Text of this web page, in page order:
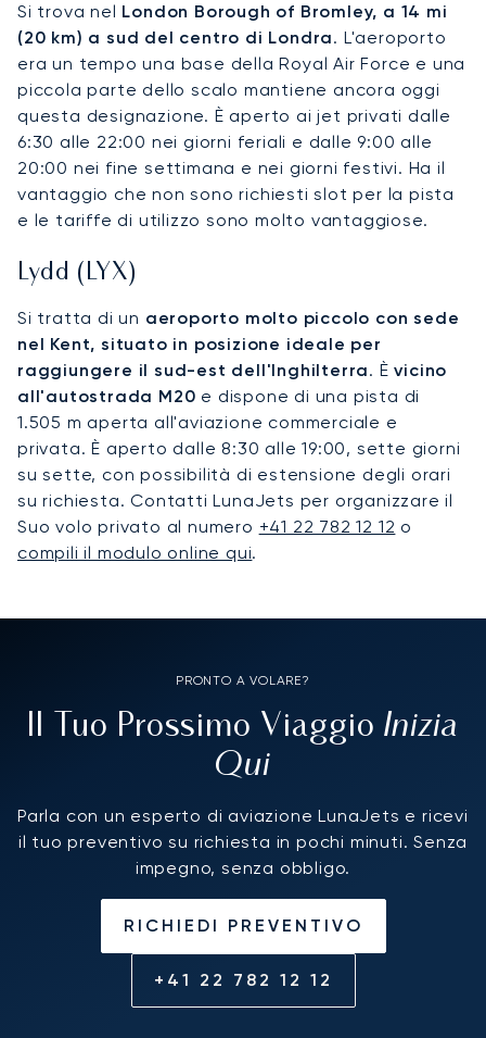
Si trova nel London Borough of Bromley, a 14 mi
(20 km) a sud del centro di Londra. L'aeroporto
era un tempo una base della Royal Air Force e una
piccola parte dello scalo mantiene ancora oggi
questa designazione. È aperto ai jet privati dalle
6:30 alle 22:00 nei giorni feriali e dalle 9:00 alle
20:00 nei fine settimana e nei giorni festivi. Ha il
vantaggio che non sono richiesti slot per la pista
e le tariffe di utilizzo sono molto vantaggiose.
Lydd (LYX)
Si tratta di un aeroporto molto piccolo con sede
nel Kent, situato in posizione ideale per
raggiungere il sud-est dell'Inghilterra. Èvicino
all'autostrada M20 e dispone di una pista di
1.505 m aperta all'aviazione commerciale e
privata. È aperto dalle 8:30 alle 19:00, sette giorni
su sette, con possibilità di estensione degli orari
su richiesta. Contatti LunaJets per organizzare il
Suo volo privato al numero +41 22 782 12 12 o
compili il modulo online qui.
PRONTO A VOLARE?
Il Tuo Prossimo Viaggio Inizia
Qui
Parla con un esperto di aviazione LunaJets e ricevi
il tuo preventivo su richiesta in pochi minuti. Senza
impegno, senza obbligo.
RICHIEDI PREVENTIVO
+41 22 782 12 12